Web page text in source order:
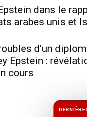
dans le
arabes unis et
d’un
Epstein :
cours